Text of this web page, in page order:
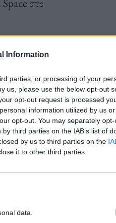
Information
parties, or processing of your
us, please use the below opt-out
opt-out request is processed
information utilized by us
opt-out. You may separately
third parties on the IAB’s list of
by us to third parties on the
it to other third parties.
data.
εργαστήρια για
παραστάσεις,
εκθέσεις,
στο καθένα.
από άκρη σε
εκατοντάδες
εποχή του χρόνου.